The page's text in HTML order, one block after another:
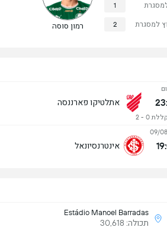
0 - 2
אתלטיקו פארננסה
09/
אינטרנסיונאל
1
למסגרת 2 רמון סוסה
Estádio Manoel Barradas
תכולה: 30,618